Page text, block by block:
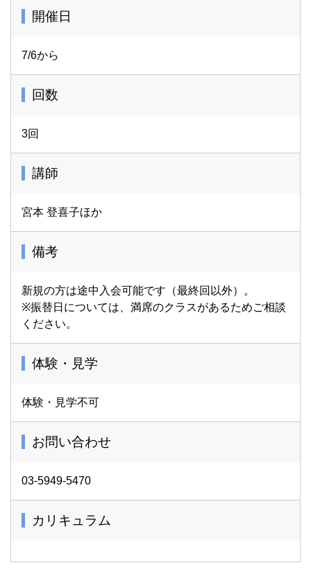
開催日
7/6から
回数
3回
講師
宮本 登喜子ほか
備考
新規の方は途中入会可能です（最終回以外）。
※振替日については、満席のクラスがあるためご相談
ください。
体験・見学
体験・見学不可
お問い合わせ
03-5949-5470
カリキュラム